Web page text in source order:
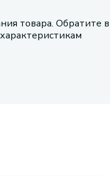
товара. Обратите